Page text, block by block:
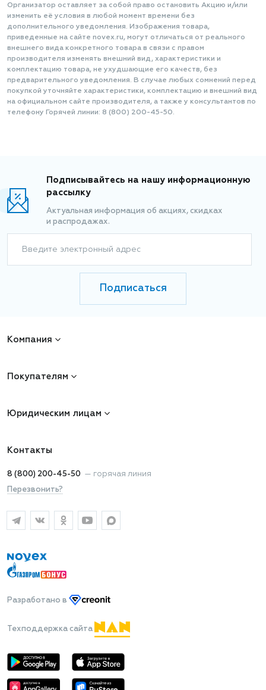
Организатор оставляет за собой право остановить Акцию и/или
изменить её условия в любой момент времени без
дополнительного уведомления. Изображения товара,
приведенные на сайте novex.ru, могут отличаться от реального
внешнего вида конкретного товара в связи с правом
производителя изменять внешний вид, характеристики и
комплектацию товара, не ухудшающие его качеств, без
предварительного уведомления. В случае любых сомнений перед
покупкой уточняйте характеристики, комплектацию и внешний вид
на официальном сайте производителя, а также у консультантов по
телефону Горячей линии: 8 (800) 200-45-50.
Подписывайтесь на нашу информационную
рассылку
Актуальная информация об акциях, скидках
и распродажах.
Введите электронный адрес
Подписаться
Компания
Покупателям
Юридическим лицам
Контакты
8 (800) 200-45-50 — горячая линия
Перезвонить?
Разработано в
Техподдержка сайта